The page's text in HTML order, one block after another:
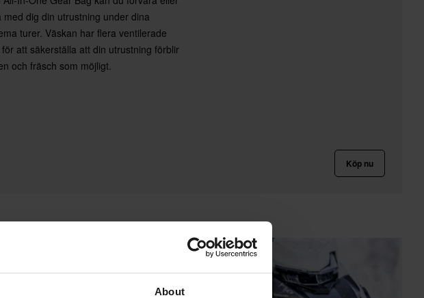
About
med dig din utrustning under dina
turer. Väskan har flera ventilerade
att säkerställa att din utrustning förblir
och fräsch som möjligt.
Köp nu